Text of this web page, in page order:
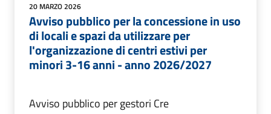
20 MARZO 2026
Avviso pubblico per la concessione in uso
di locali e spazi da utilizzare per
l'organizzazione di centri estivi per
minori 3-16 anni - anno 2026/2027
Avviso pubblico per gestori Cre